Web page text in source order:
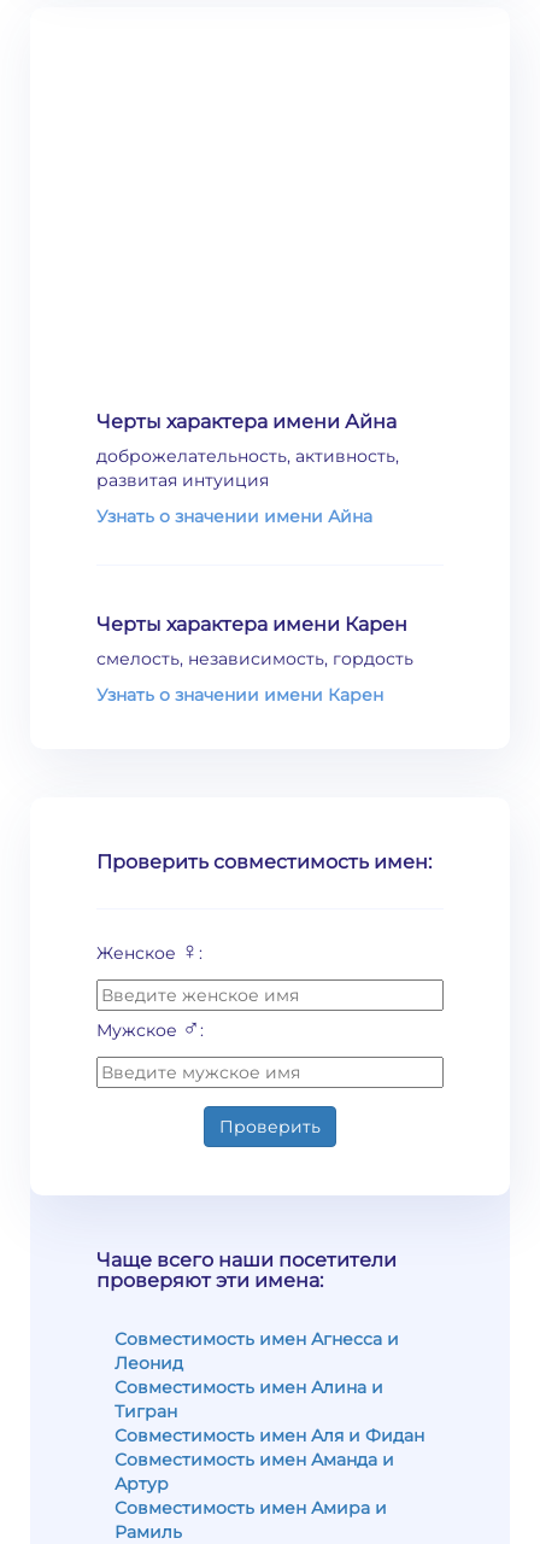
Черты характера имени Айна
доброжелательность, активность,
развитая интуиция
Узнать о значении имени Айна
Черты характера имени Карен
смелость, независимость, гордость
Узнать о значении имени Карен
Проверить совместимость имен:
Женское ♀ :
Мужское ♂:
Проверить
Чаще всего наши посетители
проверяют эти имена:
Совместимость имен Агнесса и
Леонид
Совместимость имен Алина и
Тигран
Совместимость имен Аля и Фидан
Совместимость имен Аманда и
Артур
Совместимость имен Амира и
Рамиль